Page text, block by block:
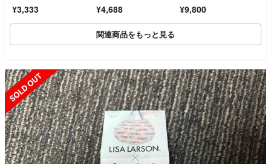
ッグ
¥3,333 ¥4,688 ¥9,800
関連商品をもっと見る
SOLD OUT